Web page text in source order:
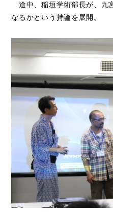
途中、稲垣学術部長が、九
なるかという持論を展開。